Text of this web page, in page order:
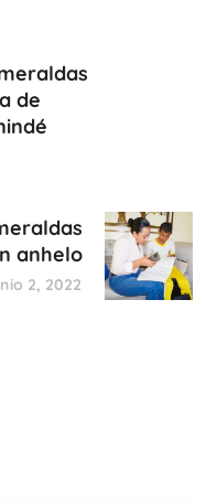
de
anhelo
2, 2022